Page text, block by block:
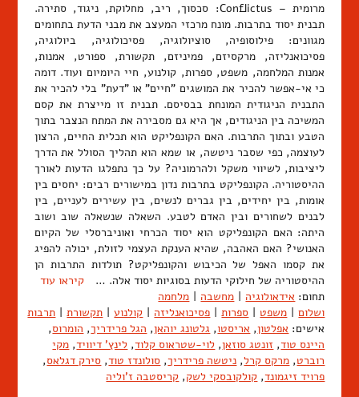
מרומית – Conflictus: סכסוך, ריב, מחלוקת, ניגוד, סתירה.
תבנית יסוד בתרבות. מונח מרכזי המעצב את מבני הדעת בתחומים
מגוונים: פילוסופיה, סוציולוגיה, פסיכולוגיה, ביולוגיה,
פסיכואנליזה, מרקסיזם, פמיניזם, תקשורת, ספורט, אמנות,
אמנות המלחמה, משפט, ספרות, קולנוע, חיי היומיום ועוד. דומה
כי אי-אפשר להכיר את המושגים "חיים" או "דעת" בלי להכיר את
התבנית הניגודית המונחת בבסיסם. תבנית זו מייצרת את קסם
המשיכה בין הניגודים, אך היא גם מסבירה את המתח הנצבר בתוך
הטבע ובתוך התרבות. האם הקונפליקט הוא תכלית החיים, הרצון
לעוצמה, כפי שסבר ניטשה, או שמא הוא תהליך הסולל את הדרך
ליציבות, לשיווי משקל ולהרמוניה? על כך נתפלגו הדעות לאורך
ההיסטוריה. הקונפליקט בתרבות נדון במישורים רבים: יחסים בין
אומות, בין יחידים, בין גברים לנשים, בין עשירים לעניים, בין
לבנים לשחורים ובין האדם לטבע. השאלה שנשאלה שוב ושוב
היתה: האם הקונפליקט הוא יסוד הכרחי ואוניברסלי של הקיום
האנושי? האם האהבה, שהיא הענקת העצמי לזולת, יכולה להפיג
את קסמו האפל של הכיבוש והקונפליקט? תולדות התרבות הן
ההיסטוריה של חילוקי הדעות בסוגיות יסוד אלה. … קיראו עוד
תחום: אידאולוגיה מחשבה
מלחמה
ושלום
משפט ספרות פסיכואנליזה קולנוע תקשורת
תרבות
אישים: אפלטון, אריסטו, גלטונג יוהאן, הגל פרידריך, הומרוס,
היינס טוד, זונטג סוזאן, לוי-שטראוס קלוד, לינץ' דיוויד, מקי
רוברט, מרקס קרל, ניטשה פרידריך, סולונדז טוד, סירק דגלאס,
פרויד זיגמונד, קולקובסקי לשק, קריסטבה ז'וליה